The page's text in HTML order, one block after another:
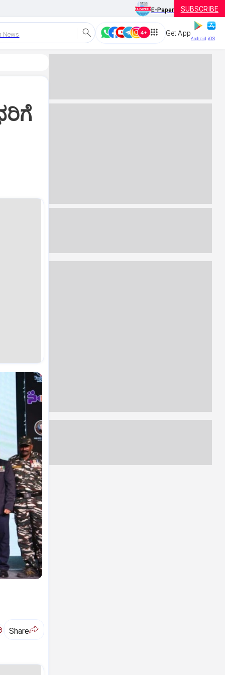
E-Paper SUBSCRIBE
News Get App
Android iOS
Share